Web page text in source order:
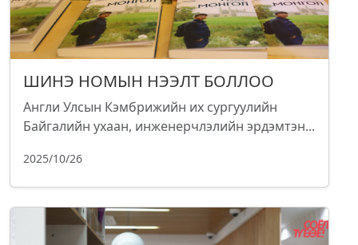
ШИНЭ НОМЫН НЭЭЛТ БОЛЛОО
Англи Улсын Кэмбрижийн их сургуулийн
Байгалийн ухаан, инженерчлэлийн эрдэмтэн...
2025/10/26